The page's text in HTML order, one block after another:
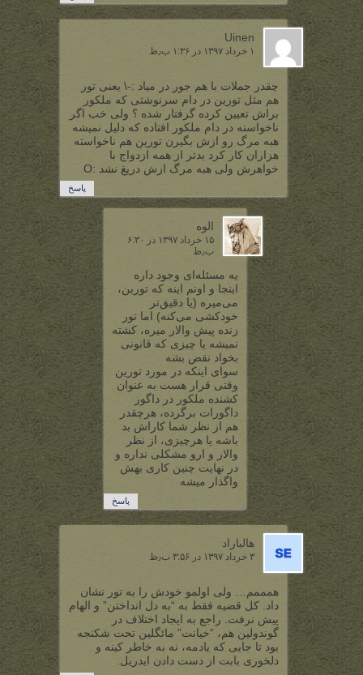
Uinen
۱ خرداد ۱۳۹۷ در ۱:۳۶ ب٫ظ
چقدر جملات با هم جور در میاد :-\ یعنی تور
هم مثل تورین در دام سرنوشتی که ملکور
براش تعیین کرده گرفتار شده ؟ ولی خب اگر
ناخواسته در دام ملکور افتاده که دلیل نمیشه
هبه مرگ رو ازش بگیرن تورین هم ناخواسته
هزاران کار کرد بدتر از همه ازدواج با
خواهرش ولی هبه مرگ ازش دریغ نشد :O
پاسخ
الوه
۱۵ خرداد ۱۳۹۷ در ۶:۳۰
ب٫ظ
یه مسئله‌ای وجود داره
اینجا و اونم اینه که تورین،
می‌میره (یا دقیق‌تر
خودکشی می‌کنه) اما تور
زنده پیش والار میره، کشته
نمیشه یا چیزی که قانونی
بخواد نقض بشه
سوای اینکه در مورد تورین
وقتی قرار هست به عنوان
کشنده ملکور در داگور
داگورات برگرده، هرچقدر
هم از نظر شما کاراش بد
باشه یا هرچیزی، از نظر
والار و ارو مشکلی نداره و
در نهایت چنین کاری بهش
واگذار میشه
پاسخ
هالباراد
۳ خرداد ۱۳۹۷ در ۳:۵۶ ب٫ظ
همممم… ولی اولمو خودش را به تور نشان
داد. کل قضیه فقط به “به دل انداختن” و الهام
پیش نرفت. راجع به ایجاد اختلاف در
گوندولین هم، “خیانت” مائگلین تحت شکنجه
بود تا جایی که یادمه، نه به خاطر کینه و
دلخوری بابت از دست دادن ایدریل.